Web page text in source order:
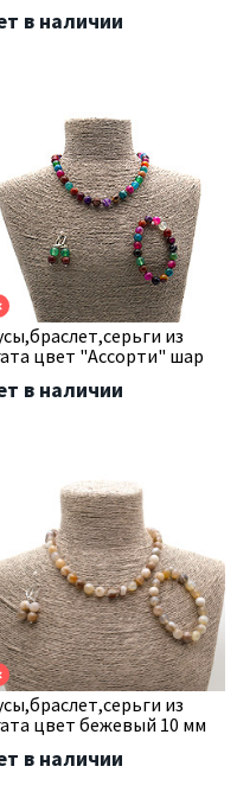
в наличии
из
цвет "Ассорти" шар
в наличии
из
цвет бежевый 10 мм
в наличии